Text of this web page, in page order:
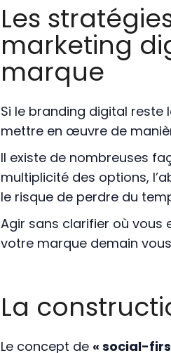
Les
marketing
marque
Si le branding digital
mettre en œuvre de
Il existe de nombreuses
multiplicité des options,
le risque de perdre du
Agir sans clarifier où vous
votre marque demain
La
Le concept de « social-